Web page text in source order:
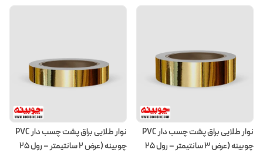
نوار طلایی براق پشت چسب دار PVC
چوبینه (عرض 3 سانتیمتر – رول ۲۵
نوار طلایی براق پشت چسب دار PVC
چوبینه (عرض 2 سانتیمتر – رول ۲۵